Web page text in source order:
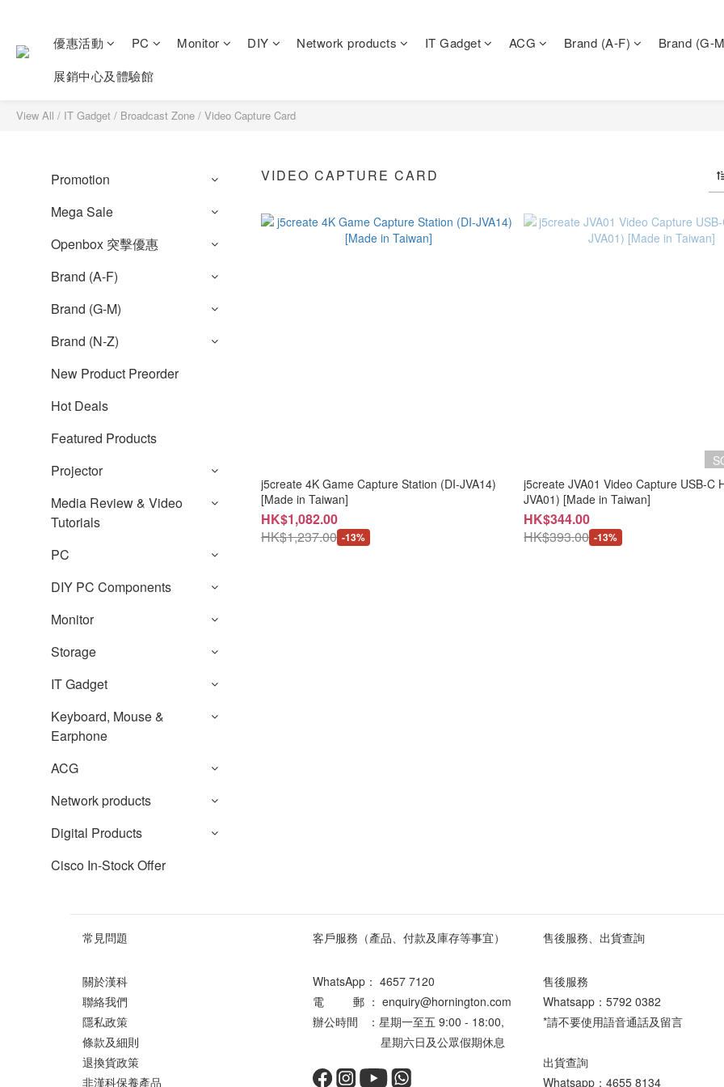
優惠活動 PC Monitor DIY Network products IT Gadget ACG Brand (A-F) Brand (G-
展銷中心及體驗館
View All / IT Gadget / Broadcast Zone / Video Capture Card
Promotion
Mega Sale
Openbox 突擊優惠
Brand (A-F)
Brand (G-M)
Brand (N-Z)
New Product Preorder
Hot Deals
Featured Products
Projector
Media Review & Video
Tutorials
PC
DIY PC Components
Monitor
Storage
IT Gadget
Keyboard, Mouse &
Earphone
ACG
Network products
Digital Products
Cisco In-Stock Offer
VIDEO CAPTURE CARD
j5create 4K Game Capture Station (DI-JVA14)
[Made in Taiwan]
HK$1,082.00
HK$1,237.00 -13%
j5create JVA01 Video Capture USB-C
JVA01) [Made in Taiwan]
HK$344.00
HK$393.00 -13%
常見問題
關於漢科
聯絡我們
隱私政策
條款及細則
退換貨政策
非漢科保養產品
客戶服務（產品、付款及庫存等事宜）
WhatsApp： 4657 7120
電 郵 ： enquiry@hornington.com
辦公時間 ：星期一至五 9:00 - 18:00,
星期六日及公眾假期休息
售後服務、出貨查詢
售後服務
Whatsapp： 5792 0382
*請不要使用語音通話及留言
出貨查詢
Whatsapp： 4655 8134